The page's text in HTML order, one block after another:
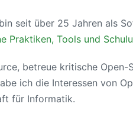
seit über 25 Jahren als
Praktiken, Tools und
betreue kritische
ich die Interessen von
für Informatik.